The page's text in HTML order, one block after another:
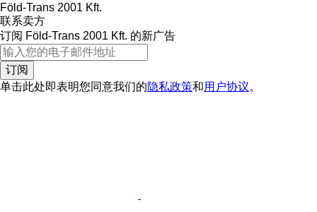
Föld-Trans 2001 Kft.
联系卖方
订阅 Föld-Trans 2001 Kft. 的新广告
订阅
单击此处即表明您同意我们的隐私政策和用户协议。